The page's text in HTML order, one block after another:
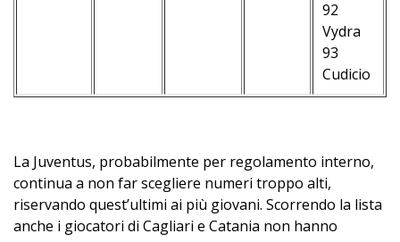
92
Vydra
93
Cudicio
La Juventus, probabilmente per regolamento interno,
continua a non far scegliere numeri troppo alti,
riservando quest’ultimi ai più giovani. Scorrendo la lista
anche i giocatori di Cagliari e Catania non hanno